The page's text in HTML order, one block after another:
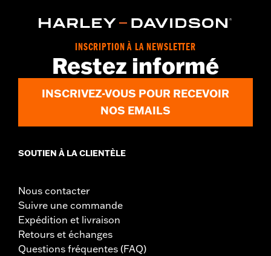
INSCRIPTION À LA NEWSLETTER
Restez informé
INSCRIVEZ-VOUS POUR RECEVOIR
NOS EMAILS
SOUTIEN À LA CLIENTÈLE
Nous contacter
Suivre une commande
Expédition et livraison
Retours et échanges
Questions fréquentes (FAQ)